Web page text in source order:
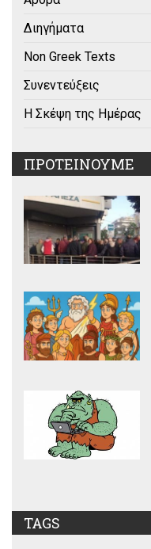
Διηγήματα
Non Greek Texts
Συνεντεύξεις
Η Σκέψη της Ημέρας
ΠΡΟΤΕΙΝΟΥΜΕ
TAGS